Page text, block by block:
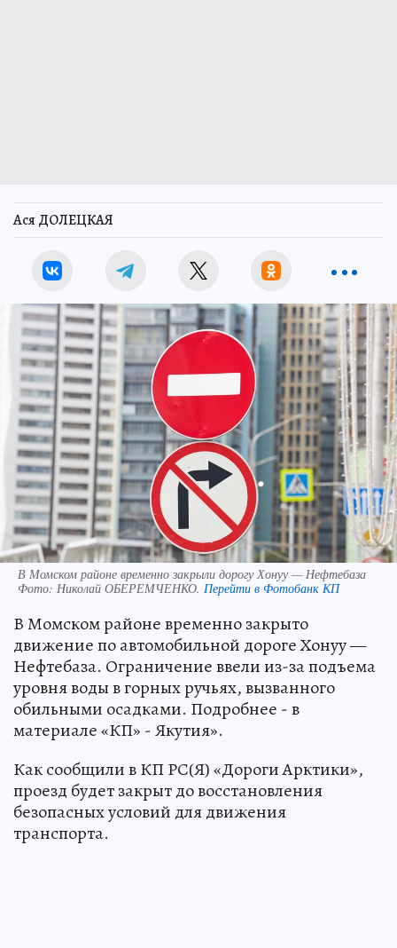
Ася ДОЛЕЦКАЯ
В Момском районе временно закрыли дорогу Хонуу — Нефтебаза
Фото: Николай ОБЕРЕМЧЕНКО. Перейти в Фотобанк КП
В Момском районе временно закрыто
движение по автомобильной дороге Хонуу —
Нефтебаза. Ограничение ввели из-за подъема
уровня воды в горных ручьях, вызванного
обильными осадками. Подробнее - в
материале «КП» - Якутия».
Как сообщили в КП РС(Я) «Дороги Арктики»,
проезд будет закрыт до восстановления
безопасных условий для движения
транспорта.